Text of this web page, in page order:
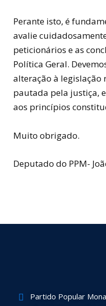
Perante isto, é
avalie
peticionários e as
Política Geral.
alteração à legislação
pautada pela justiça,
aos princípios
Muito obrigado.
Deputado do PPM-
Partido Popular